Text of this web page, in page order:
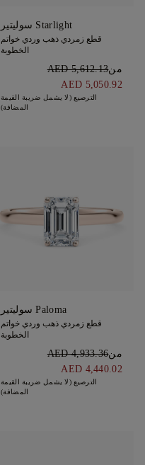
Starlight سوليتير
قطع زمردي ذهب وردي خواتم
الخطوبة
منAED 5,612.13
AED 5,050.92
الترصيع (لا يشمل ضريبة القيمة
المضافة)
Paloma سوليتير
قطع زمردي ذهب وردي خواتم
الخطوبة
منAED 4,933.36
AED 4,440.02
الترصيع (لا يشمل ضريبة القيمة
المضافة)